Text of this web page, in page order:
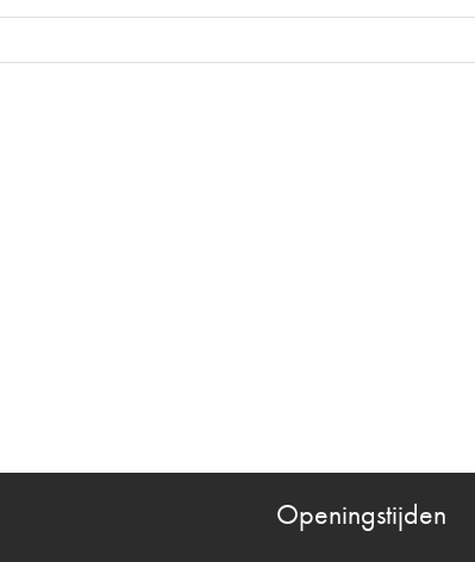
Openingstijden